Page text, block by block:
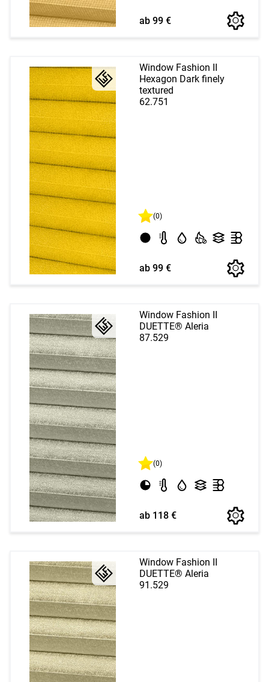
ab 99 €
Window Fashion II
Hexagon Dark finely
textured
62.751
(0)
ab 99 €
Window Fashion II
DUETTE® Aleria
87.529
(0)
ab 118 €
Window Fashion II
DUETTE® Aleria
91.529